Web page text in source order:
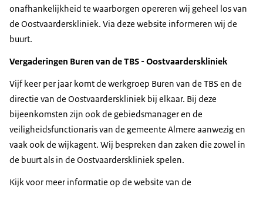
onafhankelijkheid te waarborgen opereren wij geheel los van
de Oostvaarderskliniek. Via deze website informeren wij de
buurt.
Vergaderingen Buren van de TBS - Oostvaarderskliniek
Vijf keer per jaar komt de werkgroep Buren van de TBS en de
directie van de Oostvaarderskliniek bij elkaar. Bij deze
bijeenkomsten zijn ook de gebiedsmanager en de
veiligheidsfunctionaris van de gemeente Almere aanwezig en
vaak ook de wijkagent. Wij bespreken dan zaken die zowel in
de buurt als in de Oostvaarderskliniek spelen.
Kijk voor meer informatie op de website van de